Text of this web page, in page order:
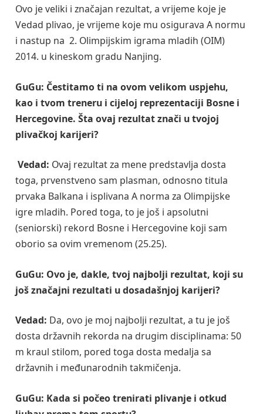
Ovo je veliki i značajan rezultat, a vrijeme koje je
Vedad plivao, je vrijeme koje mu osigurava A normu
i nastup na 2. Olimpijskim igrama mladih (OIM)
2014. u kineskom gradu Nanjing.
GuGu: Čestitamo ti na ovom velikom uspjehu,
kao i tvom treneru i cijeloj reprezentaciji Bosne i
Hercegovine. Šta ovaj rezultat znači u tvojoj
plivačkoj karijeri?
Vedad: Ovaj rezultat za mene predstavlja dosta
toga, prvenstveno sam plasman, odnosno titula
prvaka Balkana i isplivana A norma za Olimpijske
igre mladih. Pored toga, to je još i apsolutni
(seniorski) rekord Bosne i Hercegovine koji sam
oborio sa ovim vremenom (25.25).
GuGu: Ovo je, dakle, tvoj najbolji rezultat, koji su
još značajni rezultati u dosadašnjoj karijeri?
Vedad: Da, ovo je moj najbolji rezultat, a tu je još
dosta državnih rekorda na drugim disciplinama: 50
m kraul stilom, pored toga dosta medalja sa
državnih i međunarodnih takmičenja.
GuGu: Kada si počeo trenirati plivanje i otkud